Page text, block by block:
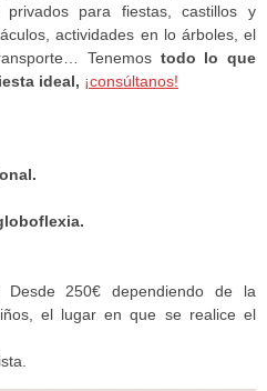
privados para fiestas, castillos y
actividades en lo árboles, el
Tenemos todo lo que
ideal, ¡consúltanos!
250€ dependiendo de la
el lugar en que se realice el